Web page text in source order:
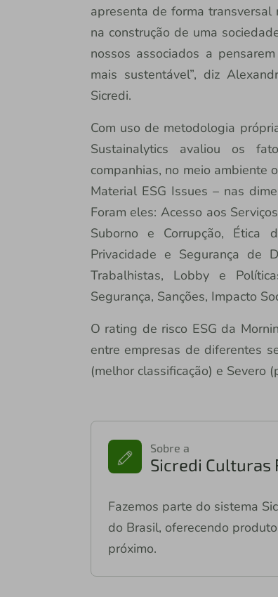
apresenta de forma
na construção de uma
nossos associados a
mais sustentável”, diz
Sicredi.
Com uso de metodologia
Sustainalytics avaliou os
companhias, no meio ambiente
Material ESG Issues – nas
Foram eles: Acesso aos
Suborno e Corrupção, Ética
Privacidade e Segurança de
Trabalhistas, Lobby e
Segurança, Sanções, Impacto
O rating de risco ESG da
entre empresas de diferentes
(melhor classificação) e Severo
Sobre a
Sicredi Culturas
Fazemos parte do sistema
do Brasil, oferecendo
próximo.